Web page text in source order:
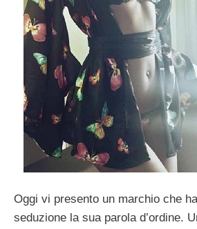
Oggi vi presento un marchio che
seduzione la sua parola d’ordine.